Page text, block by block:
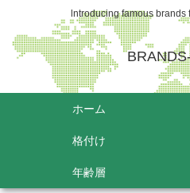
lntroducing famous
ホーム
格付け
年齢層